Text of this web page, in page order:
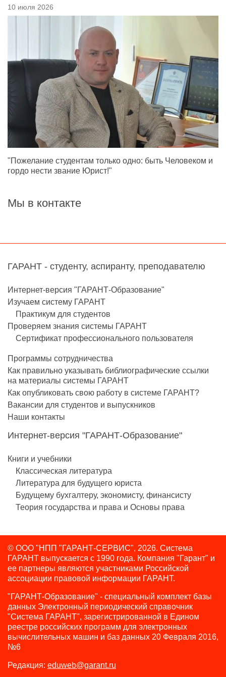
10 июля 2026
"Пожелание студентам только одно: быть Человеком и
гордо нести звание Юрист!"
Мы в контакте
ГАРАНТ - студенту, аспиранту, преподавателю
Интернет-версия "ГАРАНТ-Образование"
Изучаем систему ГАРАНТ
Практикум для студентов
Проверяем знания системы ГАРАНТ
Сертификат профессионального пользователя
Программы сотрудничества
Как правильно указывать библиографические ссылки
на материалы системы ГАРАНТ
Как опубликовать свою работу в системе ГАРАНТ?
Вакансии для студентов и выпускников
Наши контакты
Интернет-версия "ГАРАНТ-Образование"
Книги и учебники
Классическая литература
Литература для будущего юриста
Будущему бухгалтеру, экономисту, финансисту
Теория государства и права и Основы права
© ООО "НПП "ГАРАНТ-СЕРВИС", 2026. Система
ГАРАНТ выпускается с 1990 года. Компания "Гарант" и
ее партнеры являются участниками Российской
ассоциации правовой информации ГАРАНТ.
"ГАРАНТ-Образование" - специальный комплект базы
данных Электронный периодический справочник
"Система ГАРАНТ", зарегистрированной в Едином
реестре российских программ для электронных
вычислительных машин и баз данных 20 Февраля 2016,
№6
Редакция: eduweb@garant.ru